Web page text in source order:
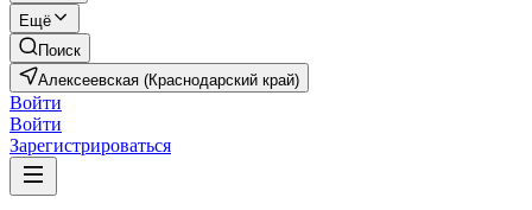
Ещё
Поиск
Алексеевская (Краснодарский край)
Войти
Войти
Зарегистрироваться